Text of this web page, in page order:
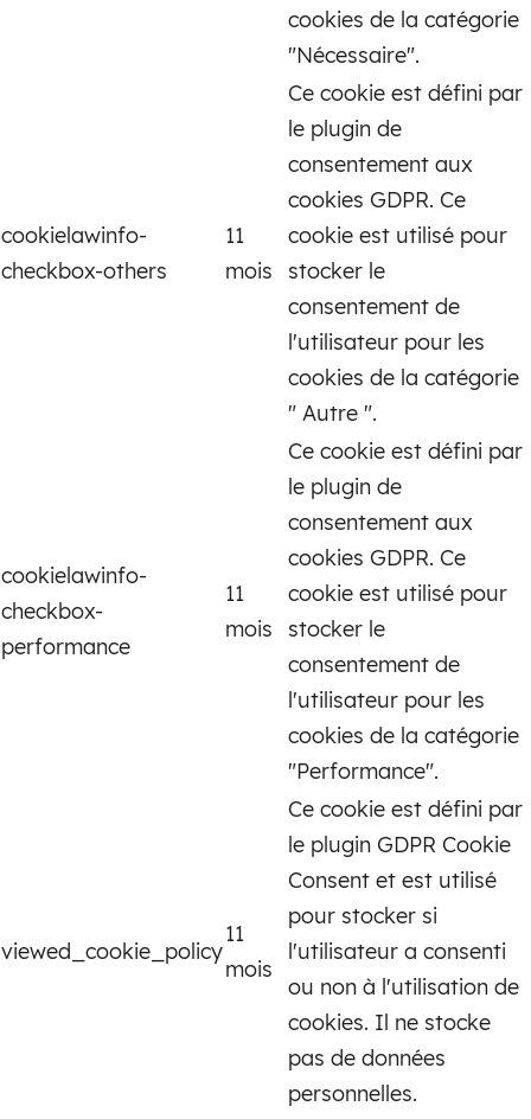
cookies de la catégorie
"Nécessaire".
cookielawinfo-
checkbox-others
11
mois
Ce cookie est défini par
le plugin de
consentement aux
cookies GDPR. Ce
cookie est utilisé pour
stocker le
consentement de
l'utilisateur pour les
cookies de la catégorie
" Autre ".
cookielawinfo-
checkbox-
performance
11
mois
Ce cookie est défini par
le plugin de
consentement aux
cookies GDPR. Ce
cookie est utilisé pour
stocker le
consentement de
l'utilisateur pour les
cookies de la catégorie
"Performance".
viewed_cookie_policy
11
mois
Ce cookie est défini par
le plugin GDPR Cookie
Consent et est utilisé
pour stocker si
l'utilisateur a consenti
ou non à l'utilisation de
cookies. Il ne stocke
pas de données
personnelles.